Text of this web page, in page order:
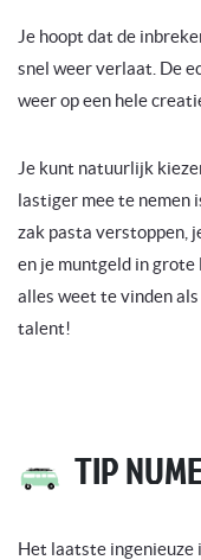
Je hoopt dat de
snel weer verlaat. De
weer op een hele
Je kunt natuurlijk
lastiger mee te nemen
zak pasta verstoppen,
en je muntgeld in grote
alles weet te vinden
talent!
TIP
Het laatste ingenieuze